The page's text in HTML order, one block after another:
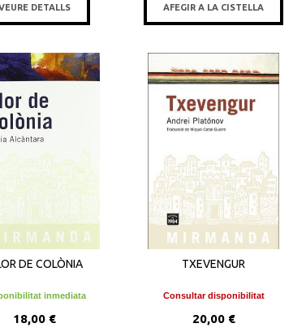
DETALLS AFEGIR A LA CISTELLA
DE COLÒNIA
inmediata
18,00 €
TXEVENGUR
Consultar disponibilitat
20,00 €